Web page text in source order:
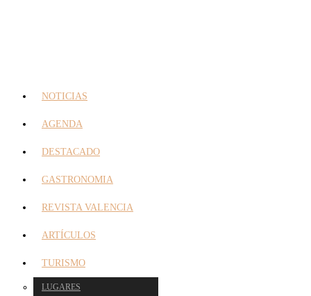
NOTICIAS
AGENDA
DESTACADO
GASTRONOMIA
REVISTA VALENCIA
ARTÍCULOS
TURISMO
LUGARES